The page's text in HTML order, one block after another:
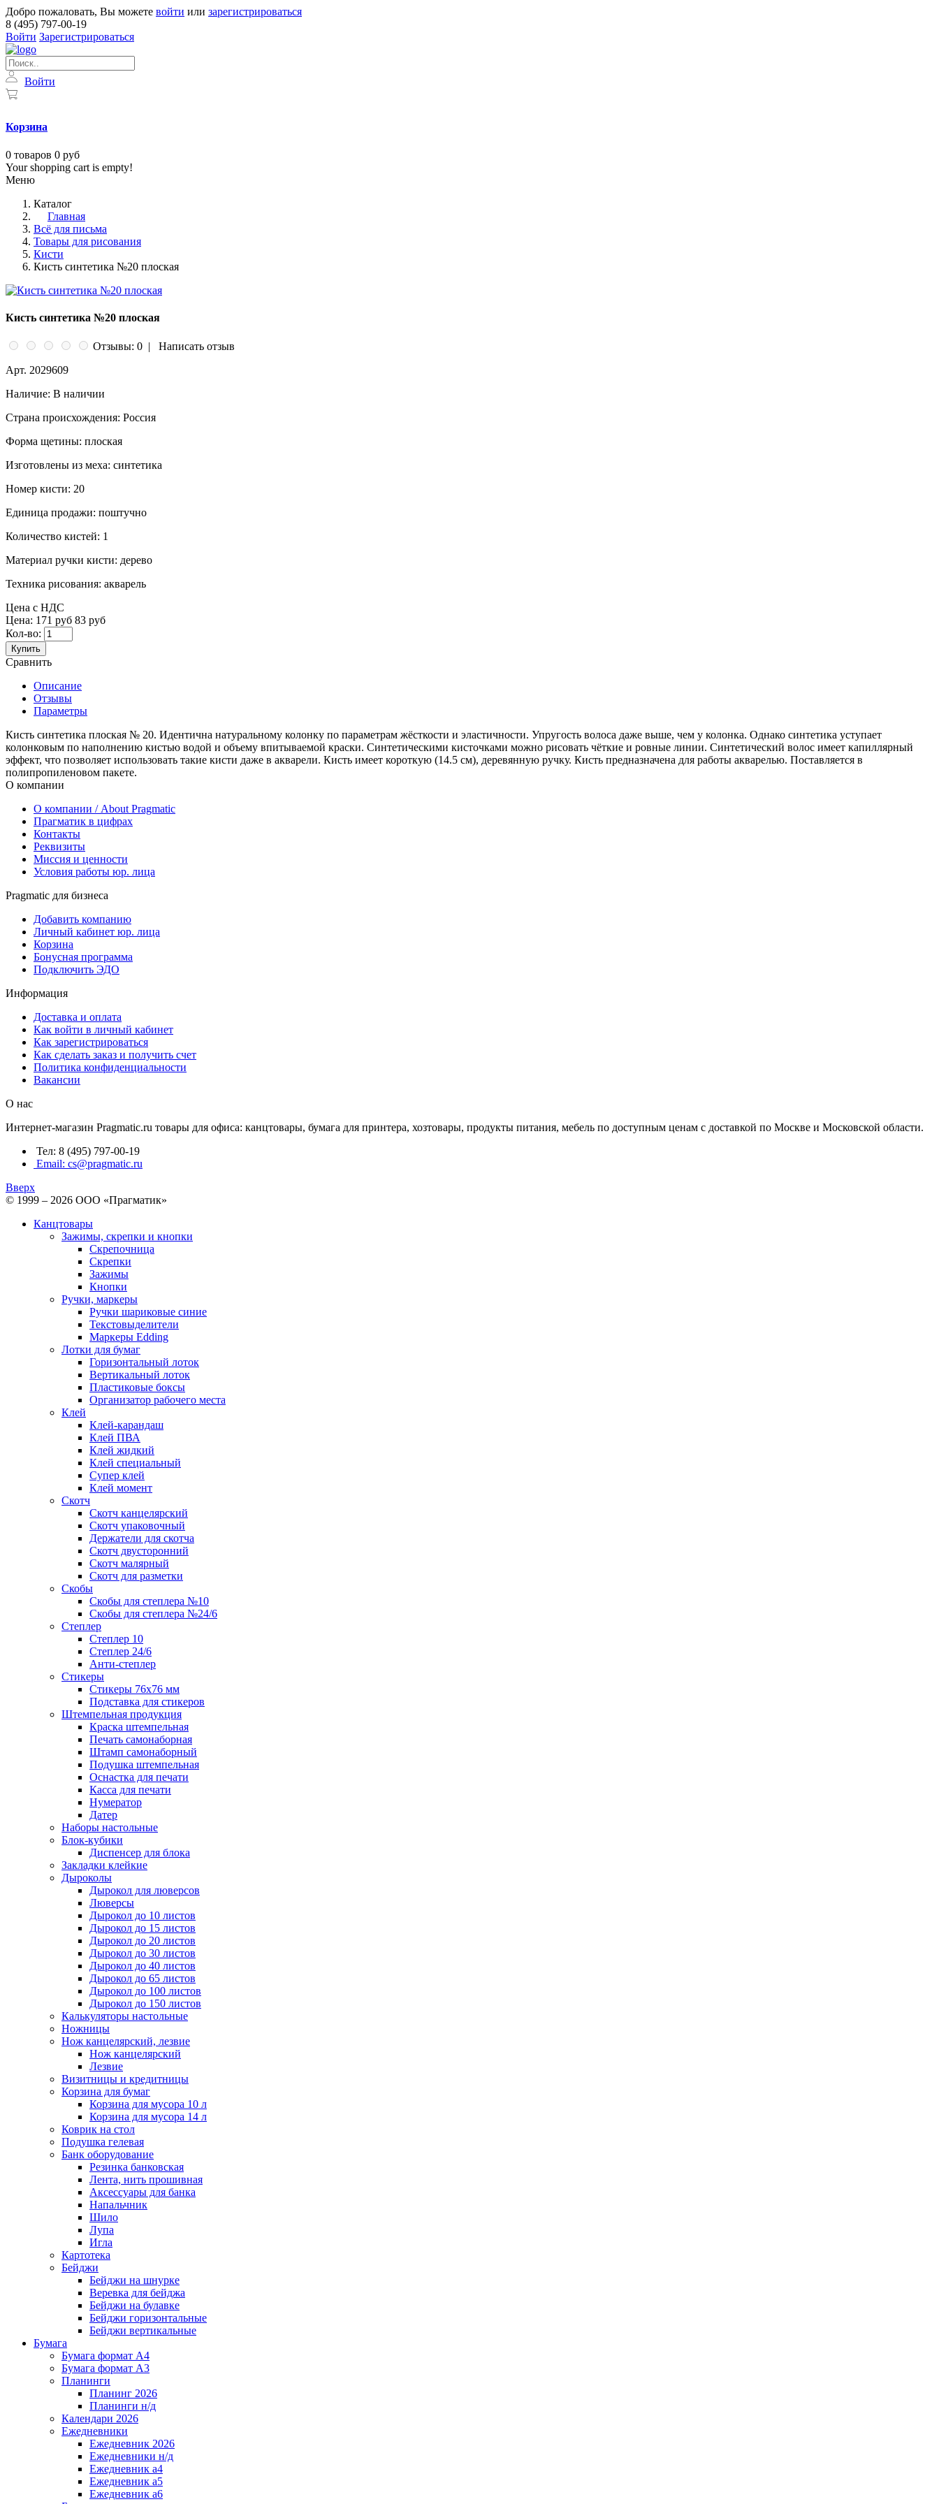
Добро пожаловать, Вы можете войти или зарегистрироваться
8 (495) 797-00-19
Войти Зарегистрироваться
Войти
Корзина
0 товаров 0 руб
Your shopping cart is empty!
Меню
Каталог
Главная
Всё для письма
Товары для рисования
Кисти
Кисть синтетика №20 плоская
Кисть синтетика №20 плоская
Отзывы: 0 |
Написать отзыв
Арт. 2029609
Наличие: В наличии
Страна происхождения: Россия
Форма щетины: плоская
Изготовлены из меха: синтетика
Номер кисти: 20
Единица продажи: поштучно
Количество кистей: 1
Материал ручки кисти: дерево
Техника рисования: акварель
Цена с НДС
Цена: 171 руб 83 руб
Кол-во:
Купить
Сравнить
Описание
Отзывы
Параметры
Кисть синтетика плоская № 20. Идентична натуральному колонку по параметрам жёсткости и эластичности. Упругость волоса даже выше, чем у колонка. Однако синтетика уступает
колонковым по наполнению кистью водой и объему впитываемой краски. Синтетическими кисточками можно рисовать чёткие и ровные линии. Синтетический волос имеет капиллярный
эффект, что позволяет использовать такие кисти даже в акварели. Кисть имеет короткую (14.5 см), деревянную ручку. Кисть предназначена для работы акварелью. Поставляется в
полипропиленовом пакете.
О компании
О компании / About Pragmatic
Прагматик в цифрах
Контакты
Реквизиты
Миссия и ценности
Условия работы юр. лица
Pragmatic для бизнеса
Добавить компанию
Личный кабинет юр. лица
Корзина
Бонусная программа
Подключить ЭДО
Информация
Доставка и оплата
Как войти в личный кабинет
Как зарегистрироваться
Как сделать заказ и получить счет
Политика конфиденциальности
Вакансии
О нас
Интернет-магазин Pragmatic.ru товары для офиса: канцтовары, бумага для принтера, хозтовары, продукты питания, мебель по доступным ценам с доставкой по Москве и Московской области.
Тел: 8 (495) 797-00-19
Email: cs@pragmatic.ru
Вверх
© 1999 – 2026 ООО «Прагматик»
Канцтовары
Зажимы, скрепки и кнопки
Скрепочница
Скрепки
Зажимы
Кнопки
Ручки, маркеры
Ручки шариковые синие
Текстовыделители
Маркеры Edding
Лотки для бумаг
Горизонтальный лоток
Вертикальный лоток
Пластиковые боксы
Организатор рабочего места
Клей
Клей-карандаш
Клей ПВА
Клей жидкий
Клей специальный
Супер клей
Клей момент
Скотч
Скотч канцелярский
Скотч упаковочный
Держатели для скотча
Скотч двусторонний
Скотч малярный
Скотч для разметки
Скобы
Скобы для степлера №10
Скобы для степлера №24/6
Степлер
Степлер 10
Степлер 24/6
Анти-степлер
Стикеры
Стикеры 76x76 мм
Подставка для стикеров
Штемпельная продукция
Краска штемпельная
Печать самонаборная
Штамп самонаборный
Подушка штемпельная
Оснастка для печати
Касса для печати
Нумератор
Датер
Наборы настольные
Блок-кубики
Диспенсер для блока
Закладки клейкие
Дыроколы
Дырокол для люверсов
Люверсы
Дырокол до 10 листов
Дырокол до 15 листов
Дырокол до 20 листов
Дырокол до 30 листов
Дырокол до 40 листов
Дырокол до 65 листов
Дырокол до 100 листов
Дырокол до 150 листов
Калькуляторы настольные
Ножницы
Нож канцелярский, лезвие
Нож канцелярский
Лезвие
Визитницы и кредитницы
Корзина для бумаг
Корзина для мусора 10 л
Корзина для мусора 14 л
Коврик на стол
Подушка гелевая
Банк оборудование
Резинка банковская
Лента, нить прошивная
Аксессуары для банка
Напальчник
Шило
Лупа
Игла
Картотека
Бейджи
Бейджи на шнурке
Веревка для бейджа
Бейджи на булавке
Бейджи горизонтальные
Бейджи вертикальные
Бумага
Бумага формат А4
Бумага формат А3
Планинги
Планинг 2026
Планинги н/д
Календари 2026
Ежедневники
Ежедневник 2026
Ежедневники н/д
Ежедневник а4
Ежедневник а5
Ежедневник а6